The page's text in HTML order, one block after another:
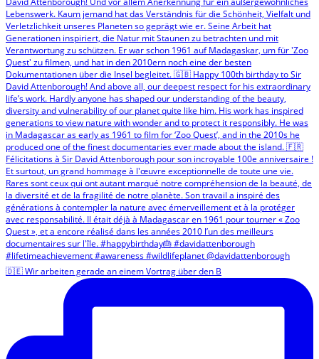
🇩🇪 Wir arbeiten gerade an einem Vortrag über den B